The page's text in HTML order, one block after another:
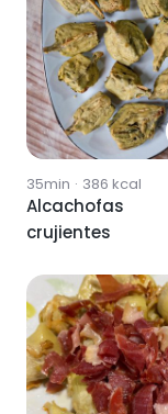
35min · 386 kcal
Alcachofas
crujientes